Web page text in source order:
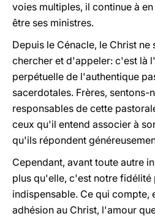
voies multiples, il continue à
être ses ministres.
Depuis le Cénacle, le Christ ne
chercher et d'appeler: c'est là
perpétuelle de l'authentique
sacerdotales. Frères, sentons-
responsables de cette
ceux qu'il entend associer à
qu'ils répondent
Cependant, avant toute autre
plus qu'elle, c'est notre fidélité
indispensable. Ce qui compte,
adhésion au Christ, l'amour